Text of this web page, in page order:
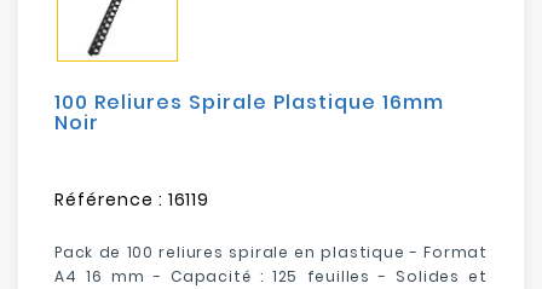
Mobilités
Loisirs
100 Reliures Spirale Plastique 16mm
Noir
Référence : 16119
Pack de 100 reliures spirale en plastique - Format
A4 16 mm - Capacité : 125 feuilles - Solides et